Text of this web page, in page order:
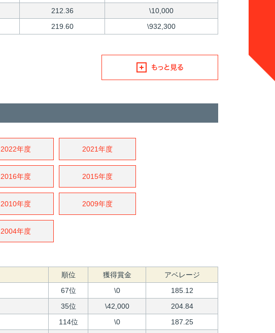
212.36
\10,000
219.60 \932,300
2022年度 2021年度
2016年度 2015年度
2010年度 2009年度
2004年度
順位 獲得賞金
アベレージ
67位 \0
185.12
35位 \42,000
204.84
114位 \0
187.25